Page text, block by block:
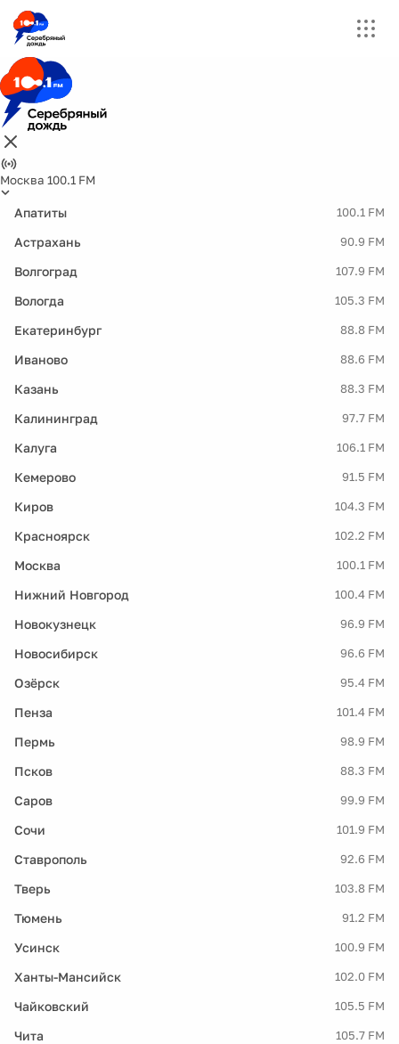
Москва 100.1 FM
Апатиты 100.1 FM
Астрахань 90.9 FM
Волгоград 107.9 FM
Вологда 105.3 FM
Екатеринбург 88.8 FM
Иваново 88.6 FM
Казань 88.3 FM
Калининград 97.7 FM
Калуга 106.1 FM
Кемерово 91.5 FM
Киров 104.3 FM
Красноярск 102.2 FM
Москва 100.1 FM
Нижний Новгород 100.4 FM
Новокузнецк 96.9 FM
Новосибирск 96.6 FM
Озёрск 95.4 FM
Пенза 101.4 FM
Пермь 98.9 FM
Псков 88.3 FM
Саров 99.9 FM
Сочи 101.9 FM
Ставрополь 92.6 FM
Тверь 103.8 FM
Тюмень 91.2 FM
Усинск 100.9 FM
Ханты-Мансийск 102.0 FM
Чайковский 105.5 FM
Чита 105.7 FM